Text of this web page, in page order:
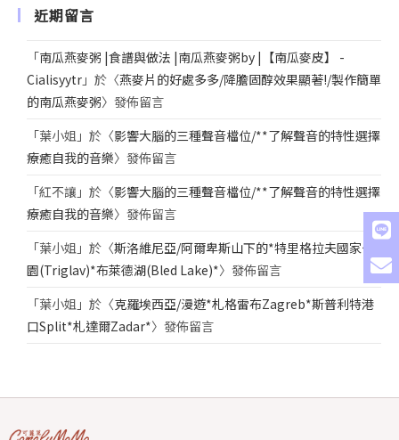
近期留言
「南瓜燕麥粥 |食譜與做法 |南瓜燕麥粥by |【南瓜麥皮】 -
Cialisyytr 」於〈燕麥片的好處多多/降膽固醇效果顯著!/製作簡單
的南瓜燕麥粥〉發佈留言
「葉小姐 」於〈影響大腦的三種聲音檔位/**了解聲音的特性選擇
療癒自我的音樂〉發佈留言
「紅不讓 」於〈影響大腦的三種聲音檔位/**了解聲音的特性選擇
療癒自我的音樂〉發佈留言
「葉小姐 」於〈斯洛維尼亞/阿爾卑斯山下的*特里格拉夫國家公
園(Triglav)*布萊德湖(Bled Lake)*〉發佈留言
「葉小姐 」於〈克羅埃西亞/漫遊*札格雷布Zagreb*斯普利特港
口Split*札達爾Zadar*〉發佈留言